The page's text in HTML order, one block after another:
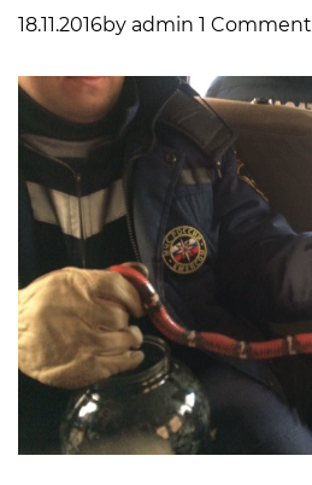
18.11.2016by admin 1 Comment